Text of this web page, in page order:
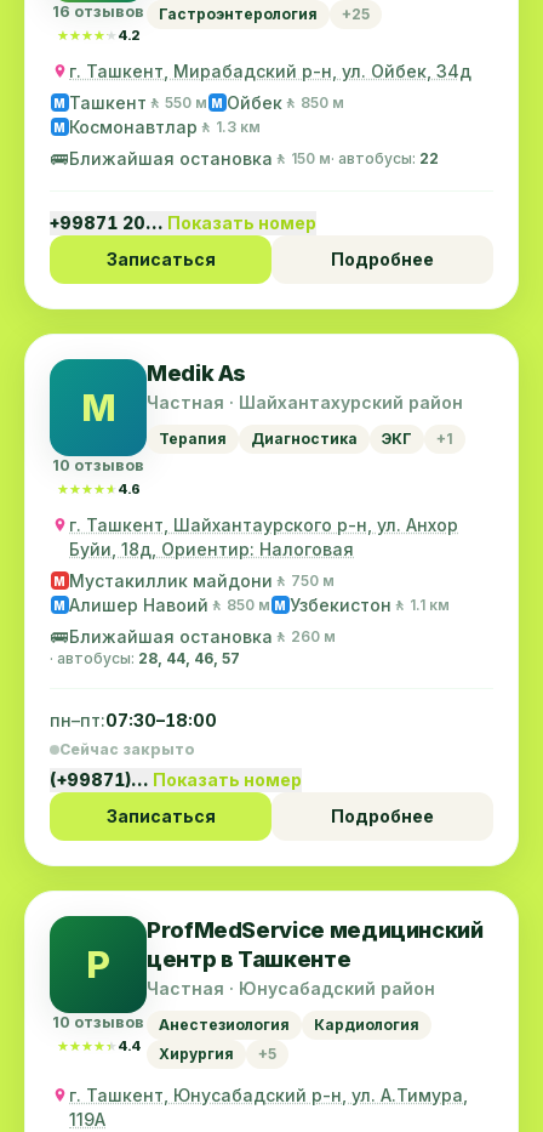
16 отзывов
★★★★★
★★★★★ 4.2
Гастроэнтерология +25
г. Ташкент, Мирабадский р-н, ул. Ойбек, 34д
M Ташкент 🚶 550 м M Ойбек 🚶 850 м
M Космонавтлар 🚶 1.3 км
🚌Ближайшая остановка 🚶 150 м· автобусы: 22
+99871 20… Показать номер
Записаться
Подробнее
M
10 отзывов
★★★★★
★★★★★ 4.6
Medik As
Частная · Шайхантахурский район
Терапия Диагностика ЭКГ +1
г. Ташкент, Шайхантаурского р-н, ул. Анхор
Буйи, 18д, Ориентир: Налоговая
M Мустакиллик майдони 🚶 750 м
M Алишер Навоий 🚶 850 м M Узбекистон 🚶 1.1 км
🚌Ближайшая остановка 🚶 260 м
· автобусы: 28, 44, 46, 57
пн–пт:07:30–18:00
Сейчас закрыто
(+99871)… Показать номер
Записаться
Подробнее
P
10 отзывов
★★★★★
★★★★★ 4.4
ProfMedService медицинский
центр в Ташкенте
Частная · Юнусабадский район
Анестезиология
Кардиология
Хирургия
+5
г. Ташкент, Юнусабадский р-н, ул. А.Тимура,
119A